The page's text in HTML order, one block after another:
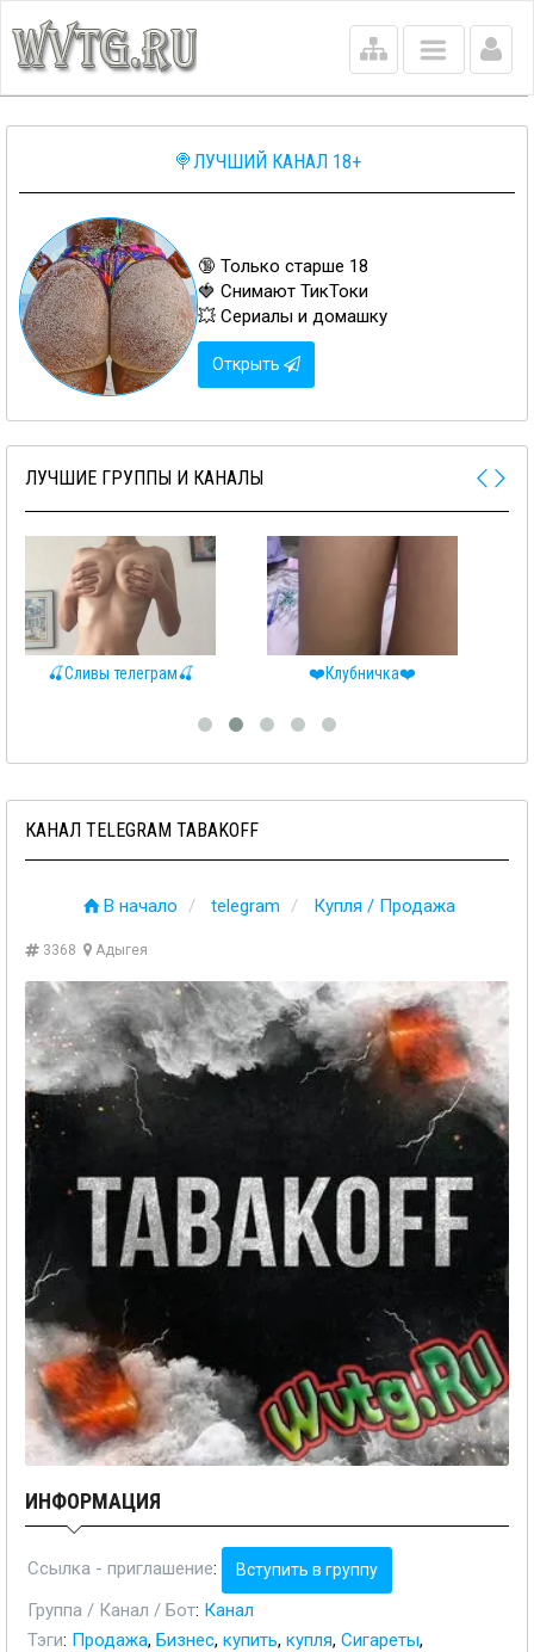
Main
menu
🍭ЛУЧШИЙ КАНАЛ 18+
🔞 Только старше 18
🍓 Снимают ТикТоки
💥 Сериалы и домашку
Открыть
ЛУЧШИЕ ГРУППЫ И КАНАЛЫ
🍒Сливы телеграм🍒 ❤️Клубничка❤️
КАНАЛ TELEGRAM TABAKOFF
В начало telegram Купля / Продажа
3368 Адыгея
ИНФОРМАЦИЯ
Ссылка - приглашение: Вступить в группу
Группа / Канал / Бот: Канал
Тэги: Продажа, Бизнес, купить, купля, Сигареты,